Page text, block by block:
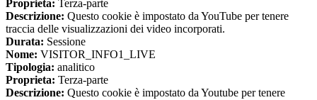
Proprieta: Terza-parte
Descrizione: Questo cookie è impostato da YouTube per tenere
traccia delle visualizzazioni dei video incorporati.
Durata: Sessione
Nome: VISITOR_INFO1_LIVE
Tipologia: analitico
Proprieta: Terza-parte
Descrizione: Questo cookie è impostato da Youtube per tenere